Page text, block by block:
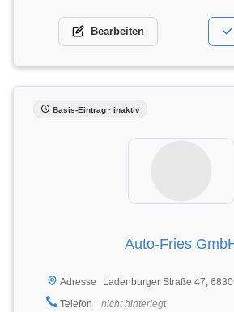
Bearbeiten
Basis-Eintrag · inaktiv
Auto-Fries
Adresse
Ladenburger Straße 47,
Telefon
nicht hinterlegt